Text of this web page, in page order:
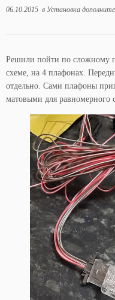
06.10.2015 в Установка
Решили пойти по сложному
схеме, на 4 плафонах.
отдельно. Сами плафоны
матовыми для равномерного